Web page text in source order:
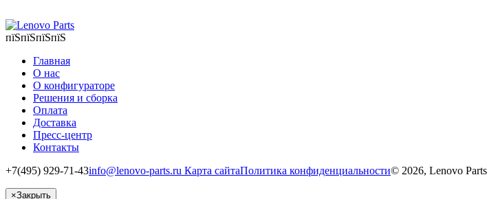
пїЅпїЅпїЅпїЅ
Главная
О нас
О конфигураторе
Решения и сборка
Оплата
Доставка
Пресс-центр
Контакты
+7(495) 929-71-43info@lenovo-parts.ru Карта сайтаПолитика конфиденциальности© 2026, Lenovo Parts
×Закрыть